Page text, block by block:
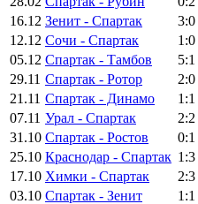
16.12 Зенит - Спартак 3:0
12.12 Сочи - Спартак 1:0
05.12 Спартак - Тамбов 5:1
29.11 Спартак - Ротор 2:0
21.11 Спартак - Динамо 1:1
07.11 Урал - Спартак 2:2
31.10 Спартак - Ростов 0:1
25.10 Краснодар - Спартак 1:3
17.10 Химки - Спартак 2:3
03.10 Спартак - Зенит 1:1